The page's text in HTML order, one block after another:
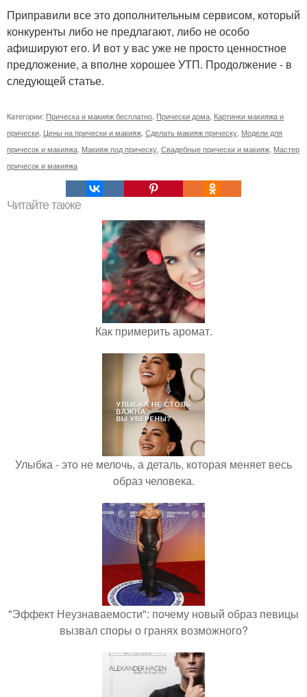
Приправили все это дополнительным сервисом, который
конкуренты либо не предлагают, либо не особо
афишируют его. И вот у вас уже не просто ценностное
предложение, а вполне хорошее УТП. Продолжение - в
следующей статье.
Категории: Прическа и макияж бесплатно Прически дома Картинки макияжа и
прически Цены на прически и макияж Сделать макияж прическу Модели для
причесок и макияжа Макияж под прическу Свадебные прически и макияж Мастер
причесок и макияжа
Читайте также
Как примерить аромат.
Улыбка - это не мелочь, а деталь, которая меняет весь
образ человека.
"Эффект Неузнаваемости": почему новый образ певицы
вызвал споры о гранях возможного?